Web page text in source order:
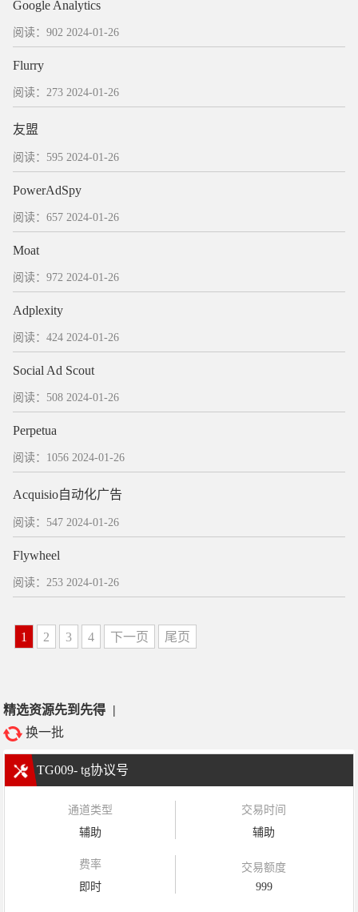
Google Analytics
阅读：902 2024-01-26
Flurry
阅读：273 2024-01-26
友盟
阅读：595 2024-01-26
PowerAdSpy
阅读：657 2024-01-26
Moat
阅读：972 2024-01-26
Adplexity
阅读：424 2024-01-26
Social Ad Scout
阅读：508 2024-01-26
Perpetua
阅读：1056 2024-01-26
Acquisio自动化广告
阅读：547 2024-01-26
Flywheel
阅读：253 2024-01-26
1 2 3 4 下一页 尾页
精选资源先到先得 |
换一批
TG009- tg协议号
通道类型
辅助
交易时间
辅助
费率
即时
交易额度
999